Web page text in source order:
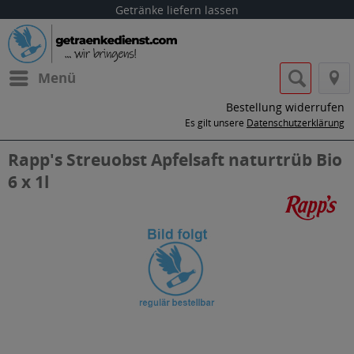
Getränke liefern lassen
Menü
Bestellung widerrufen
Es gilt unsere Datenschutzerklärung
Rapp's Streuobst Apfelsaft naturtrüb Bio
6 x 1l